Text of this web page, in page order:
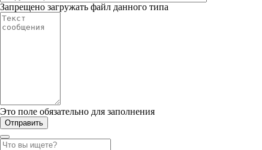
Запрещено загружать файл данного типа
Это поле обязательно для заполнения